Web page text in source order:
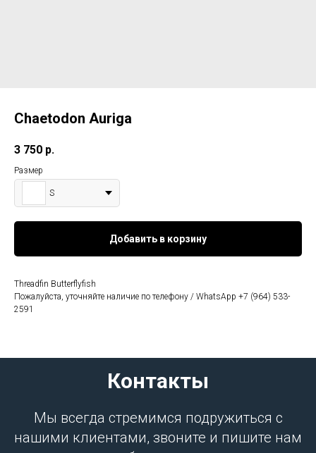
Chaetodon Auriga
3 750 р.
Размер
S
Добавить в корзину
Threadfin Butterflyfish
Пожалуйста, уточняйте наличие по телефону / WhatsApp +7 (964) 533-
2591
Контакты
Мы всегда стремимся подружиться с
нашими клиентами, звоните и пишите нам